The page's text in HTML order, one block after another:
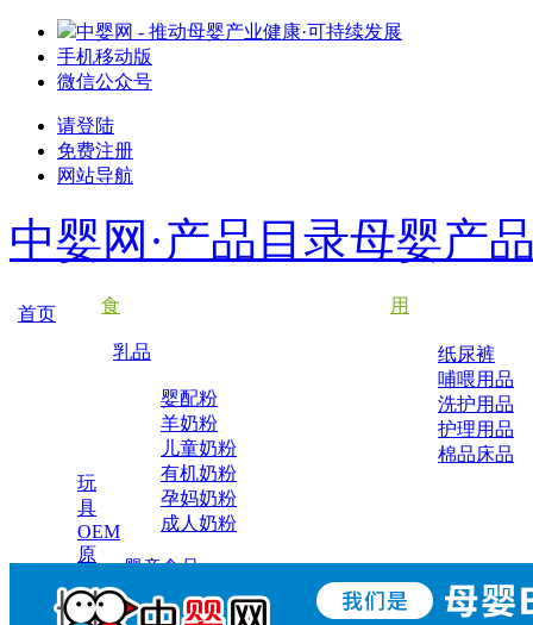
中婴网 - 推动母婴产业健康·可持续发展
手机移动版
微信公众号
请登陆
免费注册
网站导航
中婴网·产品目录母婴产
首页 食
乳品
婴配粉
羊奶粉
儿童奶粉
有机奶粉
孕妈奶粉
成人奶粉
婴童食品
辅食
用
纸尿裤
哺喂用品
洗护用品
护理用品
棉品床品
玩
具
OEM
原